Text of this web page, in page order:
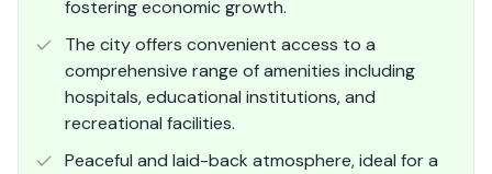
fostering economic growth​.
The city offers convenient access to a
comprehensive range of amenities including
hospitals, educational institutions, and
recreational facilities.
Peaceful and laid-back atmosphere, ideal for a